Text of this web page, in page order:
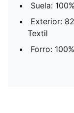
Suela:
Exterior:
Textil
Forro: